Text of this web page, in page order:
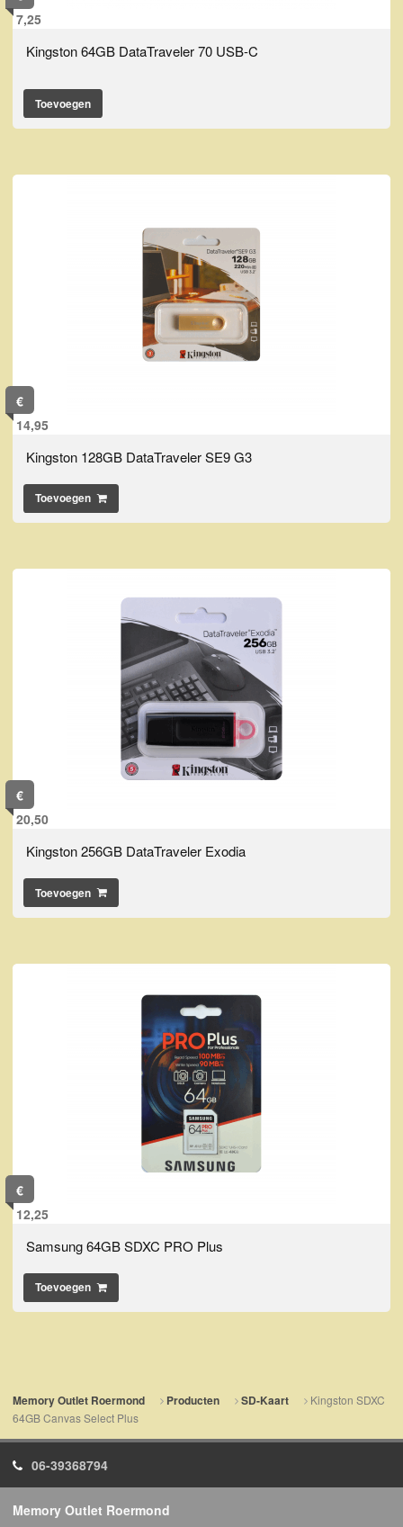
7,25
Kingston 64GB DataTraveler 70 USB-C
Toevoegen
€
14,95
Kingston 128GB DataTraveler SE9 G3
Toevoegen
€
20,50
Kingston 256GB DataTraveler Exodia
Toevoegen
€
12,25
Samsung 64GB SDXC PRO Plus
Toevoegen
Memory Outlet Roermond Producten SD-Kaart
Kingston SDXC
64GB Canvas Select Plus
06-39368794
Memory Outlet Roermond